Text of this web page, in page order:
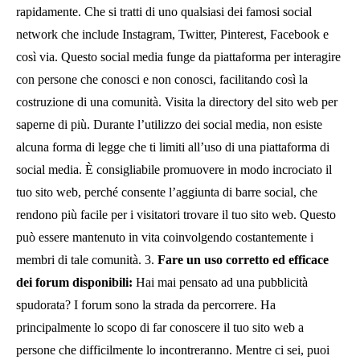
rapidamente. Che si tratti di uno qualsiasi dei famosi social
network che include Instagram, Twitter, Pinterest, Facebook e
così via. Questo social media funge da piattaforma per interagire
con persone che conosci e non conosci, facilitando così la
costruzione di una comunità. Visita la directory del sito web per
saperne di più. Durante l’utilizzo dei social media, non esiste
alcuna forma di legge che ti limiti all’uso di una piattaforma di
social media. È consigliabile promuovere in modo incrociato il
tuo sito web, perché consente l’aggiunta di barre social, che
rendono più facile per i visitatori trovare il tuo sito web. Questo
può essere mantenuto in vita coinvolgendo costantemente i
membri di tale comunità. 3. Fare un uso corretto ed efficace
dei forum disponibili: Hai mai pensato ad una pubblicità
spudorata? I forum sono la strada da percorrere. Ha
principalmente lo scopo di far conoscere il tuo sito web a
persone che difficilmente lo incontreranno. Mentre ci sei, puoi